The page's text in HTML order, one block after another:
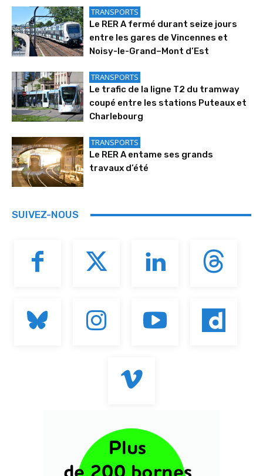
TRANSPORTS
Le RER A fermé durant seize jours
entre les gares de Vincennes et
Noisy-le-Grand–Mont d’Est
TRANSPORTS
Le trafic de la ligne T2 du tramway
coupé entre les stations Puteaux et
Charlebourg
TRANSPORTS
Le RER A entame ses grands
travaux d’été
SUIVEZ-NOUS